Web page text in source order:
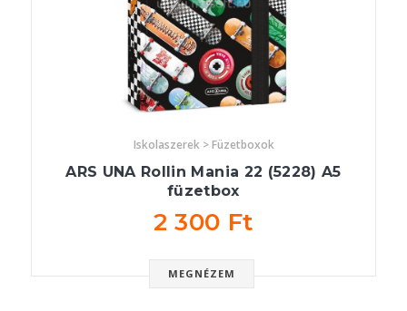
Iskolaszerek > Füzetboxok
ARS UNA Rollin Mania 22 (5228) A5
füzetbox
2 300 Ft
MEGNÉZEM